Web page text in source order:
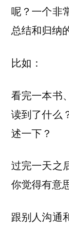
呢？一个非
总结和归纳
比如：
看完一本书
读到了什么
述一下？
过完一天之
你觉得有意
跟别人沟通